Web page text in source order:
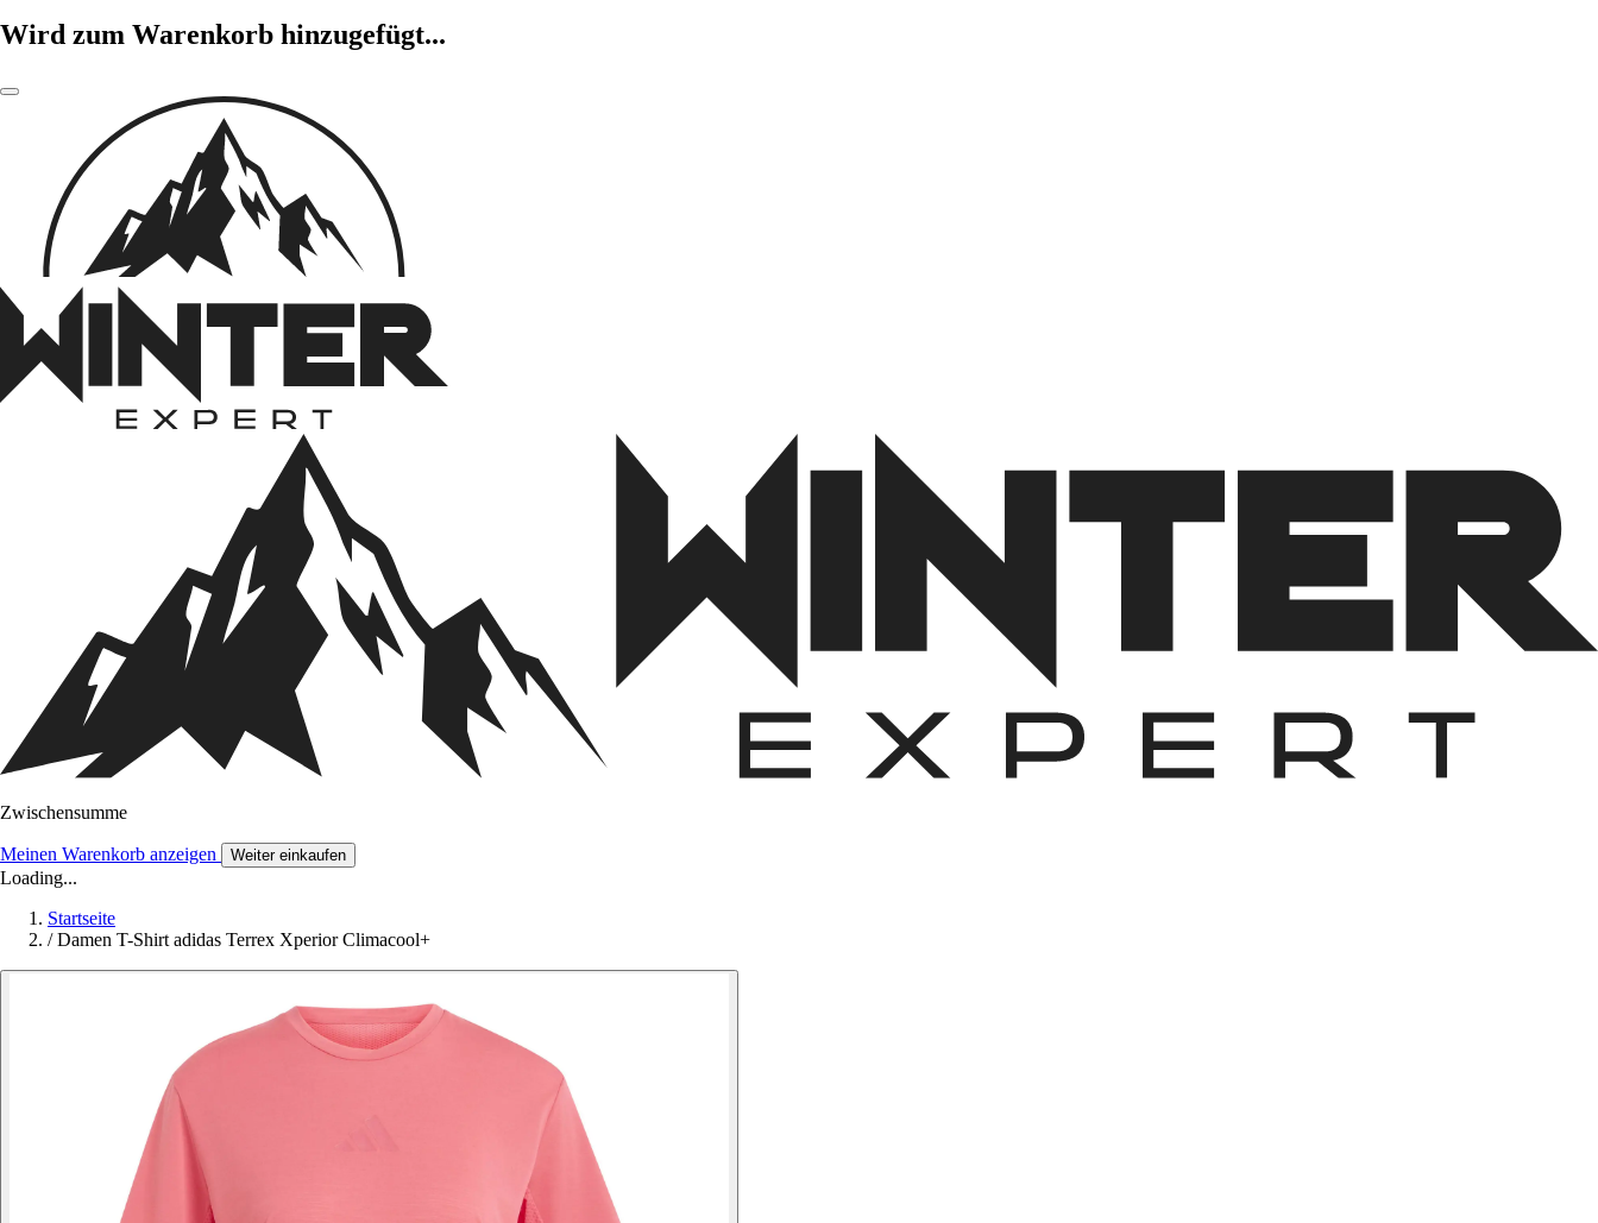
Wird zum Warenkorb hinzugefügt...
Zwischensumme
Meinen Warenkorb anzeigen Weiter einkaufen
Loading...
Startseite
/ Damen T-Shirt adidas Terrex Xperior Climacool+